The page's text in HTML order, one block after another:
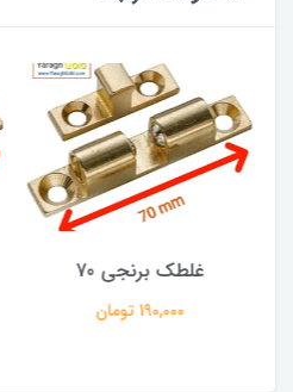
غلطک برنجی 70
190,000 تومان